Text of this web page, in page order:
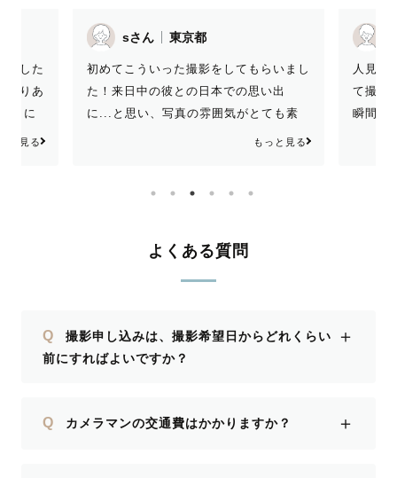
いまし
も素
まし
と見る
ゆーさん 東京都
人見知りで撮られ慣れていない私にとっ
て撮影どうなるか不安でしたが、会った
瞬間から明るくて元気に話しかけてくれ
て面白い方で一気に打ち解けることが出
もっと見る
間をあ
った写
願いし
よくある質問
Q
撮影申し込みは、撮影希望日からどれくらい
前にすればよいですか？
＋
Q カメラマンの交通費はかかりますか？ ＋